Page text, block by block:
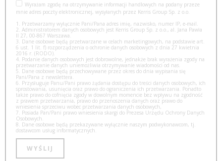
Wyrażam zgodę na otrzymywanie informacji handlowych na podany przeze
mnie adres poczty elektronicznej, wysyłanych przez Kerris Group Sp. z o.o.
1. Przetwarzamy wyłącznie Pani/Pana adres imię, nazwisko, numer IP, e-mail.
2. Administratorem danych osobowych jest Kerris Group Sp. z o.o., al. Jana Pawła
II 27, 00-867 Warszawa.
3. Dane osobowe będą przetwarzane w celach marketingowych, na podstawie art.
6 ust. 1 lit. f) rozporządzenia o ochronie danych osobowych z dnia 27 kwietnia
2016 r. (RODO).
4. Podanie danych osobowych jest dobrowolne, jednakże brak wyrażenia zgody na
przetwarzanie danych uniemożliwia otrzymywanie wiadomości od nas.
5. Dane osobowe będą przechowywane przez okres do dnia wypisania się
Pani/Pana z newslettera.
6. Przysługuje Panu/Pani prawo żądania dostępu do treści danych osobowych, ich
sprostowania, usunięcia oraz prawo do ograniczenia ich przetwarzania. Ponadto
także prawo do cofnięcia zgody w dowolnym momencie bez wpływu na zgodność
z prawem przetwarzania, prawo do przenoszenia danych oraz prawo do
wniesienia sprzeciwu wobec przetwarzania danych osobowych,
7. Posiada Pan/Pani prawo wniesienia skargi do Prezesa Urzędu Ochrony Danych
Osobowych.
8. Dane osobowe będą przekazywane wyłącznie naszym podwykonawcom, tj.
dostawcom usług informatycznych.